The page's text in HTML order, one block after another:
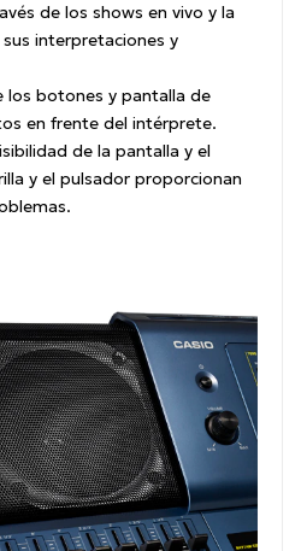
de los shows en vivo y la
interpretaciones y
los botones y pantalla de
en frente del intérprete.
de la pantalla y el
y el pulsador proporcionan